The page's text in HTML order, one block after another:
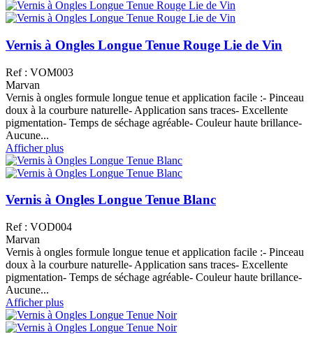
Vernis à Ongles Longue Tenue Rouge Lie de Vin
Ref : VOM003
Marvan
Vernis à ongles formule longue tenue et application facile :- Pinceau
doux à la courbure naturelle- Application sans traces- Excellente
pigmentation- Temps de séchage agréable- Couleur haute brillance-
Aucune...
Afficher plus
Vernis à Ongles Longue Tenue Blanc
Ref : VOD004
Marvan
Vernis à ongles formule longue tenue et application facile :- Pinceau
doux à la courbure naturelle- Application sans traces- Excellente
pigmentation- Temps de séchage agréable- Couleur haute brillance-
Aucune...
Afficher plus